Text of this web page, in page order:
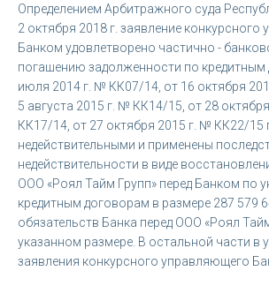
Определением Арбитражного суда
2 октября 2018 г. заявление конкурсного
Банком удовлетворено частично -
погашению задолженности по кредитным
июля 2014 г. № КК07/14, от 16 октября
5 августа 2015 г. № КК14/15, от 28
КК17/14, от 27 октября 2015 г. № КК22/15
недействительными и применены
недействительности в виде
ООО «Роял Тайм Групп» перед Банком по
кредитным договорам в размере 287 579
обязательств Банка перед ООО «Роял
указанном размере. В остальной части в
заявления конкурсного управляющего